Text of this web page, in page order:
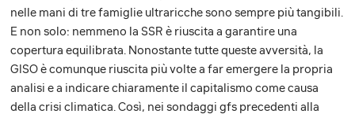
nelle mani di tre famiglie ultraricche sono sempre più tangibili.
E non solo: nemmeno la SSR è riuscita a garantire una
copertura equilibrata. Nonostante tutte queste avversità, la
GISO è comunque riuscita più volte a far emergere la propria
analisi e a indicare chiaramente il capitalismo come causa
della crisi climatica. Così, nei sondaggi gfs precedenti alla